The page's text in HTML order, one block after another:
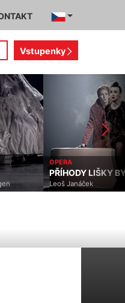
Vstupenky
OPERA
PŘÍHODY LIŠKY
Leoš Janáček